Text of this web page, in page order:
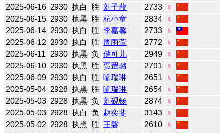
2025-06-16 2930 执白 胜 刘子葭 2733
♀
2025-06-15 2930 执黑 胜 杭小童 2834
♀
2025-06-14 2930 执白 胜 李嘉馨 2733
♀
2025-06-12 2930 执白 胜 周雨萱 2772
♀
2025-06-11
2930 执黑 负 储可儿 2949
♀
2025-06-10 2930 执黑 胜 贾罡璐 2791
♀
2025-06-09 2930 执白 胜 喻瑞琳 2651
♀
2025-05-04 2928 执黑 胜 喻瑞琳 2654
♀
2025-05-03 2928 执黑 负 刘砚畅 2874
♀
2025-05-03 2928 执白 负 赵奕斐 3143
♀
2025-05-02 2928 执黑 胜 王磐 2610
♀